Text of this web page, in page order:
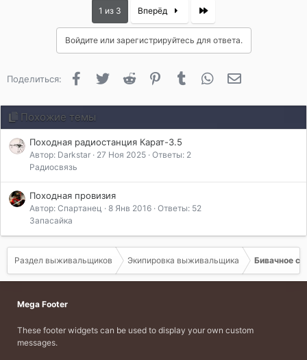
1 из 3 Вперёд Last
Войдите или зарегистрируйтесь для ответа.
Поделиться: FacebookTwitter Reddit PinterestTumblr WhatsApp
Похожие темы
Походная радиостанция Карат-3.5
Автор: Darkstar 27 Ноя 2025 Ответы: 2
Радиосвязь
Походная провизия
Автор: Спартанец 8 Янв 2016 Ответы: 52
Запасайка
Раздел выживальщиков Экипировка выживальщика Бивачное
Mega Footer
These footer widgets can be used to display your own custom
messages.